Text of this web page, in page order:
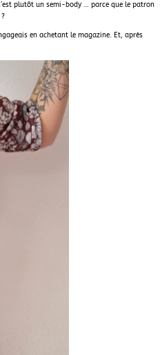
plutôt un semi-body … parce que le patron
en achetant le magazine. Et, après